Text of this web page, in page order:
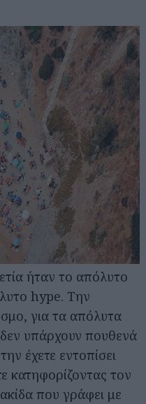
ήταν το απόλυτο
hype. Την
για τα απόλυτα
υπάρχουν πουθενά
έχετε εντοπίσει
κατηφορίζοντας τον
που γράφει με